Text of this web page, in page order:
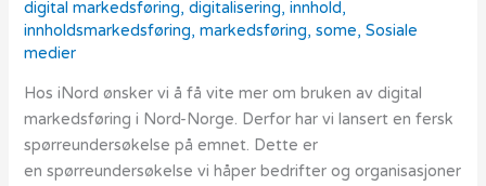
digital markedsføring,digitalisering,innhold,
innholdsmarkedsføring,markedsføring,some,Sosiale
medier
Hos iNord ønsker vi å få vite mer om bruken av digital
markedsføring i Nord-Norge. Derfor har vi lansert en fersk
spørreundersøkelse på emnet. Dette er
en spørreundersøkelse vi håper bedrifter og organisasjoner